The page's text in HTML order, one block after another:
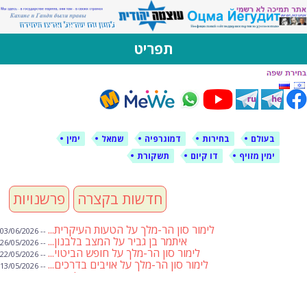
לימין עוצמה יהודית
אתר תמיכה ברוסית ובעברית
תפריט
דילוג
לתוכן
בעולם בחירות דמוגרפיה שמאל
ימין
ימין מזויף
דו קיום תשקורת
פרשנויות חדשות בקצרה
לימור סון הר-מלך על הטעות העיקרית... -- 03/06/2026
איתמר בן גביר על המצב בלבנון... -- 26/05/2026
לימור סון הר-מלך על חופש הביטוי... -- 22/05/2026
לימור סון הר-מלך על אויבים בדרכים... -- 13/05/2026
שבועת אמונים לדעאש